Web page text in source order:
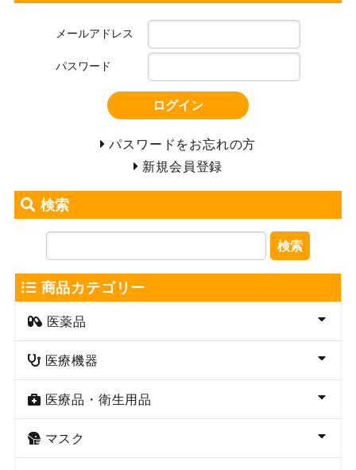
メールアドレス
パスワード
ログイン
パスワードをお忘れの方
新規会員登録
検索
検索
商品カテゴリー
医薬品
医療機器
医療品・衛生用品
マスク